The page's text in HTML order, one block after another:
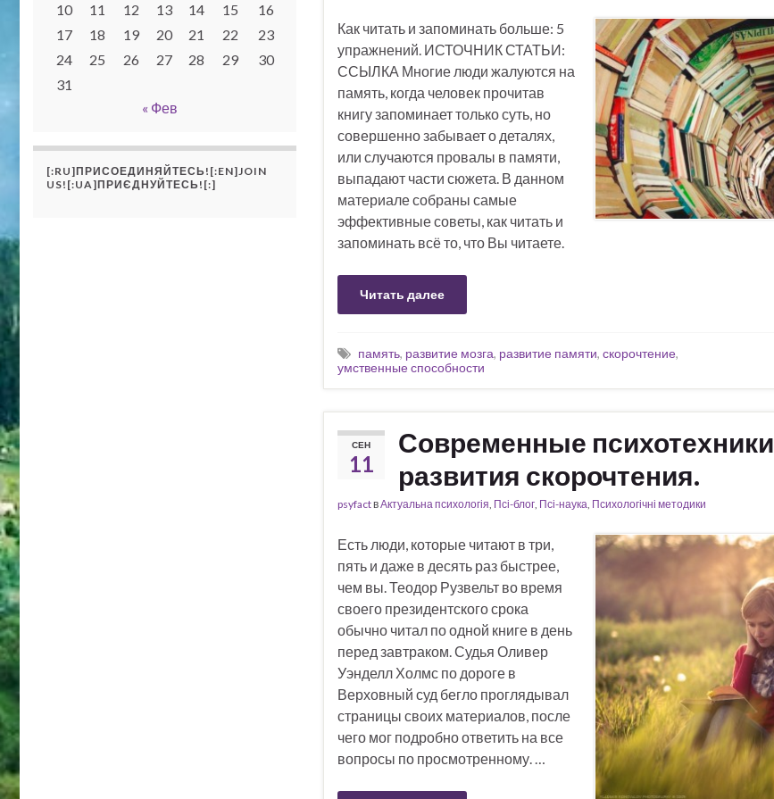
Как читать и запоминать больше: 5
упражнений. ИСТОЧНИК СТАТЬИ:
ССЫЛКА Многие люди жалуются на
память, когда человек прочитав
книгу запоминает только суть, но
совершенно забывает о деталях,
или случаются провалы в памяти,
выпадают части сюжета. В данном
материале собраны самые
эффективные советы, как читать и
запоминать всё то, что Вы читаете.
Читать далее
память, развитие мозга, развитие памяти, скорочтение,
умственные способности
СЕН
11
Современные психотехники
развития скорочтения.
psyfactвАктуальна психологія, Псі-блог, Псі-наука, Психологічні методики
Есть люди, которые читают в три,
пять и даже в десять раз быстрее,
чем вы. Теодор Рузвельт во время
своего президентского срока
обычно читал по одной книге в день
перед завтраком. Судья Оливер
Уэнделл Холмс по дороге в
Верховный суд бегло проглядывал
страницы своих материалов, после
чего мог подробно ответить на все
вопросы по просмотренному. …
10
11 12 13 14 15
16
17
18 19 20 21 22
23
24
25 26 27 28 29
30
31
« Фев
[:RU]ПРИСОЕДИНЯЙТЕСЬ![:EN]JOIN
US![:UA]ПРИЄДНУЙТЕСЬ![:]